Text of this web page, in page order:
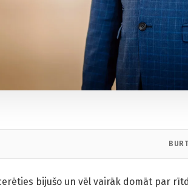
bijušo un vēl vairāk domāt par